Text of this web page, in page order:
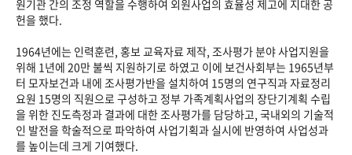
원기관 간의 조정 역할을 수행하여 외원사업의 효율성 제고에 지대한 공
헌을 했다.
1964년에는 인력훈련, 홍보 교육자료 제작, 조사평가 분야 사업지원을
위해 1년에 20만 불씩 지원하기로 하였고 이에 보건사회부는 1965년부
터 모자보건과 내에 조사평가반을 설치하여 15명의 연구직과 자료정리
요원 15명의 직원으로 구성하고 정부 가족계획사업의 장단기계획 수립
을 위한 진도측정과 결과에 대한 조사평가를 담당하고, 국내외의 기술적
인 발전을 학술적으로 파악하여 사업기획과 실시에 반영하여 사업성과
를 높이는데 크게 기여했다.